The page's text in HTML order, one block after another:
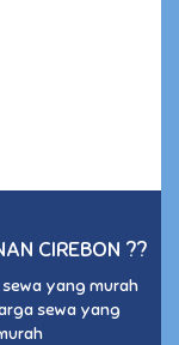
CIREBON ??
sewa yang